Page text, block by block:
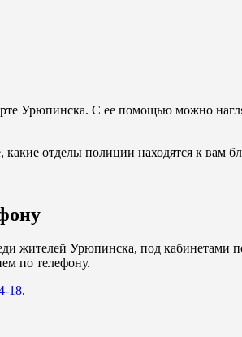
Урюпинска. С ее помощью можно
отделы полиции находятся к вам
жителей Урюпинска, под кабинетами
по телефону.
18.